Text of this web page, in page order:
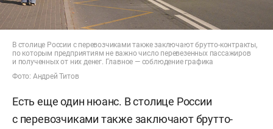
В столице России с перевозчиками также заключают брутто-контракты,
по которым предприятиям не важно число перевезенных пассажиров
и полученных от них денег. Главное — соблюдение графика
Фото: Андрей Титов
Есть еще один нюанс. В столице России
с перевозчиками также заключают брутто-